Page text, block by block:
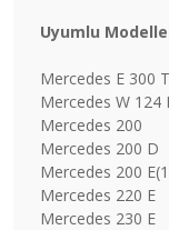
Uyumlu
Mercedes E 300
Mercedes W 124
Mercedes 200
Mercedes 200 D
Mercedes 200
Mercedes 220 E
Mercedes 230 E